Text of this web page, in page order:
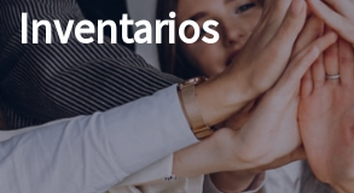
Inventarios